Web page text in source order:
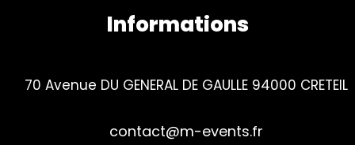
Informations
70 Avenue DU GENERAL DE GAULLE 94000 CRETEIL
contact@m-events.fr